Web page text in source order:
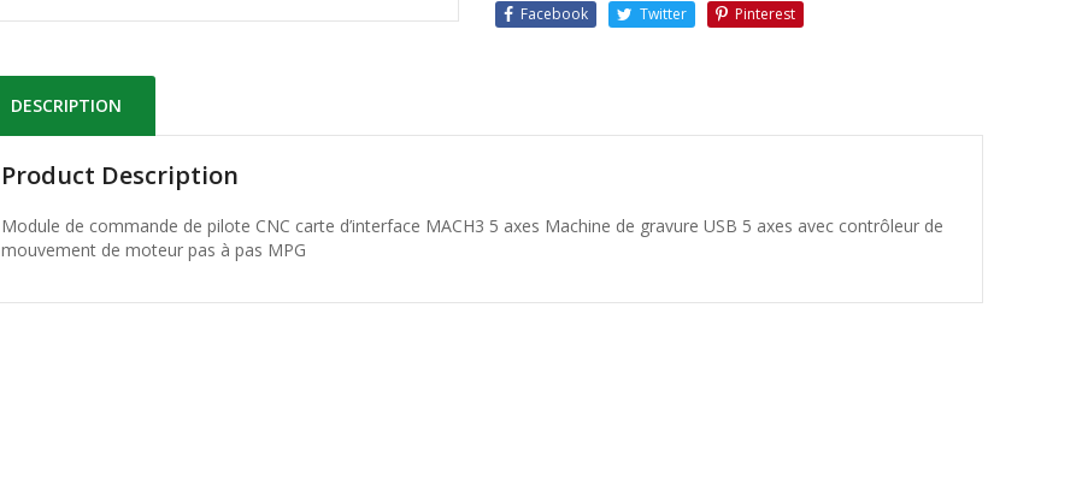
Facebook Twitter Pinterest
DESCRIPTION
Product Description
Module de commande de pilote CNC carte d’interface MACH3 5 axes Machine de gravure USB 5 axes avec contrôleur de
mouvement de moteur pas à pas MPG